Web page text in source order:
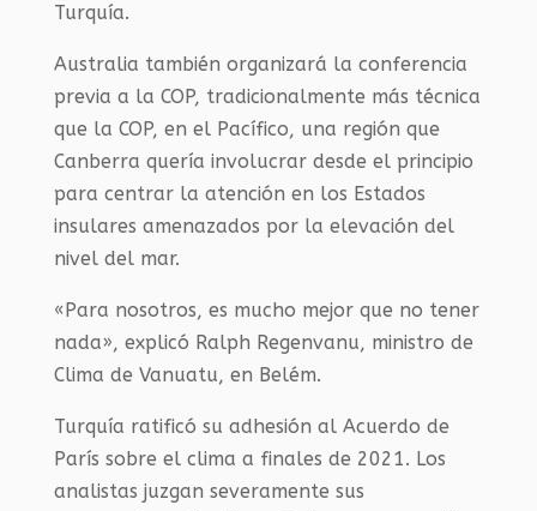
Turquía.
Australia también organizará la conferencia
previa a la COP, tradicionalmente más técnica
que la COP, en el Pacífico, una región que
Canberra quería involucrar desde el principio
para centrar la atención en los Estados
insulares amenazados por la elevación del
nivel del mar.
«Para nosotros, es mucho mejor que no tener
nada», explicó Ralph Regenvanu, ministro de
Clima de Vanuatu, en Belém.
Turquía ratificó su adhesión al Acuerdo de
París sobre el clima a finales de 2021. Los
analistas juzgan severamente sus